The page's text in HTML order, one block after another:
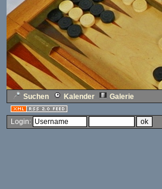
Suchen Kalender Galerie
Login: